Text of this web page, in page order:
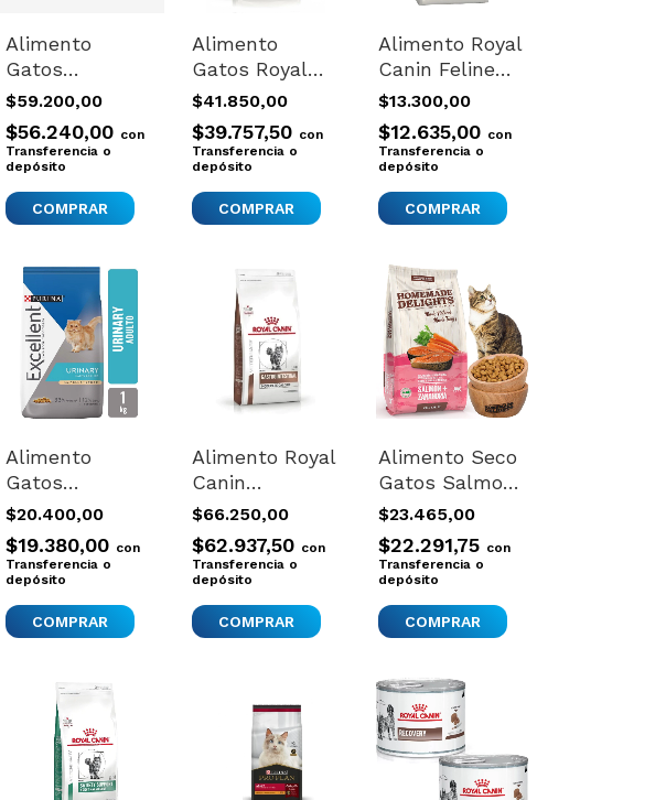
Alimento
Gatos
Balanceado
Royal Canin
Renal
Siameses 2 Kg.
$59.200,00
$56.240,00 con
Transferencia o
depósito
Alimento
Gatos Royal
Canin Exigent
35/30 1.5kg
$41.850,00
$39.757,50 con
Transferencia o
depósito
Alimento Royal
Canin Feline
Health
Nutrition
Sensible Para
Gato Adulto
Sabor Mix De
400 g
$13.300,00
$12.635,00 con
Transferencia o
depósito
Alimento
Gatos
Balanceado
Purina
Excellent
Urinary 1 Kg
$20.400,00
$19.380,00 con
Transferencia o
depósito
Alimento Royal
Canin
Veterinary Diet
Feline
Gastrointestinal
Moderate
Calorie (gim
35) Para Gato
$66.250,00
$62.937,50 con
Transferencia o
depósito
Alimento Seco
Gatos Salmon
Zanahoria
Homemade
Delights 1,5kg
$23.465,00
$22.291,75 con
Transferencia o
depósito